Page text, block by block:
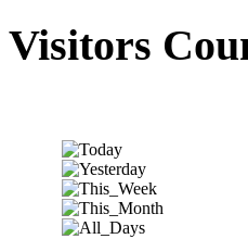
Visitors